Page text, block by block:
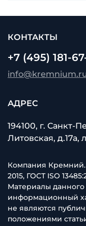
КОНТАКТЫ
+7 (495) 181-
АДРЕС
194100, г. Санкт-
Литовская, д.17а,
Компания Кремний.
2015, ГОСТ ISO
Материалы данного
информационный
не являются
положениями